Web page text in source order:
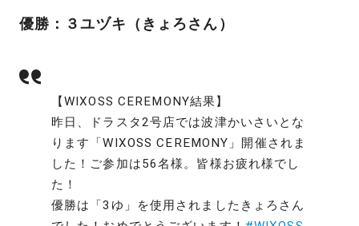
優勝：３ユヅキ（きょろさん）
【WIXOSS CEREMONY結果】
昨日、ドラスタ2号店では波津かいさいとな
ります「WIXOSS CEREMONY」開催されま
した！ご参加は56名様。皆様お疲れ様でし
た！
優勝は「3ゆ」を使用されましたきょろさん